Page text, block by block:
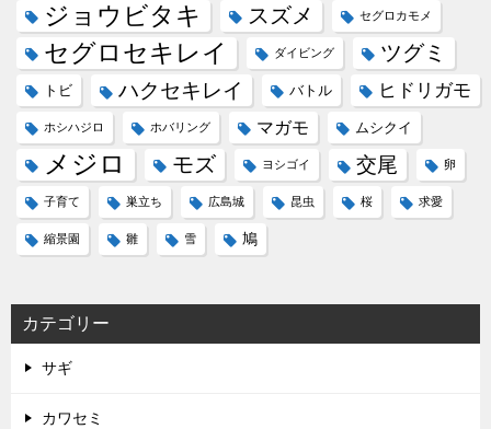
ジョウビタキ スズメ セグロカモメ
セグロセキレイ ダイビング ツグミ
トビ ハクセキレイ バトル ヒドリガモ
ホシハジロ ホバリング マガモ ムシクイ
メジロ モズ ヨシゴイ 交尾 卵
子育て 巣立ち 広島城 昆虫 桜 求愛
縮景園 雛 雪 鳩
カテゴリー
サギ
カワセミ